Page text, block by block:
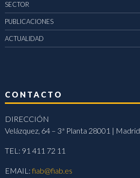
SECTOR
PUBLICACIONES
ACTUALIDAD
CONTACTO
DIRECCIÓN
Velázquez, 64 – 3ª Planta 28001 | Madrid
TEL: 91 411 72 11
EMAIL:fiab@fiab.es